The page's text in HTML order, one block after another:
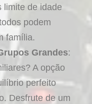
limite de idade
podem
família.
Grandes:
A opção
perfeito
Desfrute de um